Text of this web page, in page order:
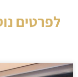
לפרטים